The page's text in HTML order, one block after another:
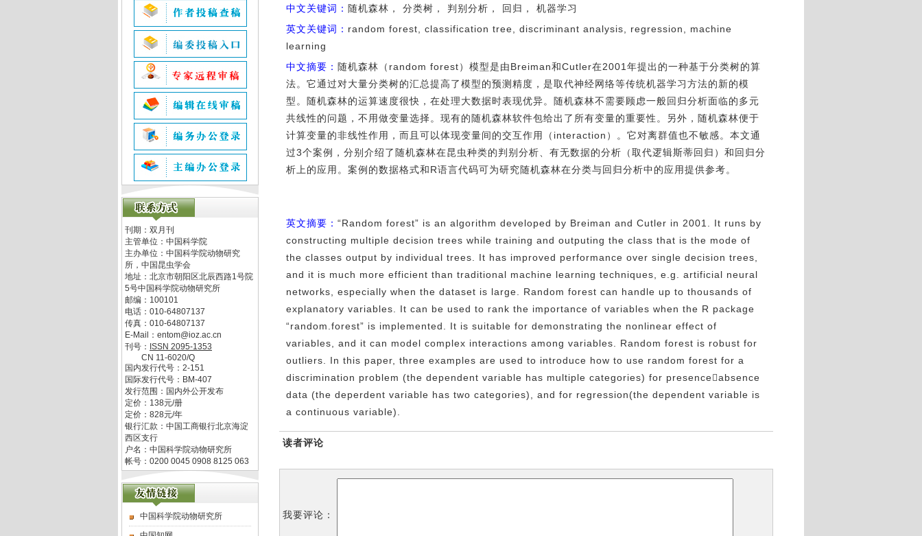
刊期：双月刊
主管单位： 中国科学院
主办单位： 中国科学院动物研究
所，中国昆虫学会
地址： 北京市朝阳区北辰西路1号院
5号中国科学院动物研究所
邮编： 100101
电话： 010-64807137
传真： 010-64807137
E-Mail： entom@ioz.ac.cn
刊号： ISSN 2095-1353
CN 11-6020/Q
国内发行代号： 2-151
国际发行代号： BM-407
发行范围：国内外公开发布
定价： 138元/册
定价： 828元/年
银行汇款：中国工商银行北京海淀
西区支行
户名：中国科学院动物研究所
帐号：0200 0045 0908 8125 063
中国科学院动物研究所
中文关键词： 随机森林， 分类树， 判别分析， 回归， 机器学习
英文关键词： random forest, classification tree, discriminant analysis, regression, machine
learning
中文摘要： 随机森林（random forest）模型是由Breiman和Cutler在2001年提出的一种基于分类树的算
法。它通过对大量分类树的汇总提高了模型的预测精度，是取代神经网络等传统机器学习方法的新的模
型。随机森林的运算速度很快，在处理大数据时表现优异。随机森林不需要顾虑一般回归分析面临的多元
共线性的问题，不用做变量选择。现有的随机森林软件包给出了所有变量的重要性。另外，随机森林便于
计算变量的非线性作用，而且可以体现变量间的交互作用（interaction）。它对离群值也不敏感。本文通
过3个案例，分别介绍了随机森林在昆虫种类的判别分析、有无数据的分析（取代逻辑斯蒂回归）和回归分
析上的应用。案例的数据格式和R语言代码可为研究随机森林在分类与回归分析中的应用提供参考。
英文摘要： “Random forest” is an algorithm developed by Breiman and Cutler in 2001. It runs by
constructing multiple decision trees while training and outputing the class that is the mode of
the classes output by individual trees. It has improved performance over single decision trees,
and it is much more efficient than traditional machine learning techniques, e.g. artificial neural
networks, especially when the dataset is large. Random forest can handle up to thousands of
explanatory variables. It can be used to rank the importance of variables when the R package
“random.forest” is implemented. It is suitable for demonstrating the nonlinear effect of
variables, and it can model complex interactions among variables. Random forest is robust for
outliers. In this paper, three examples are used to introduce how to use random forest for a
discrimination problem (the dependent variable has multiple categories) for presenceabsence
data (the deperdent variable has two categories), and for regression(the dependent variable is
a continuous variable).
读者评论
我要评论：